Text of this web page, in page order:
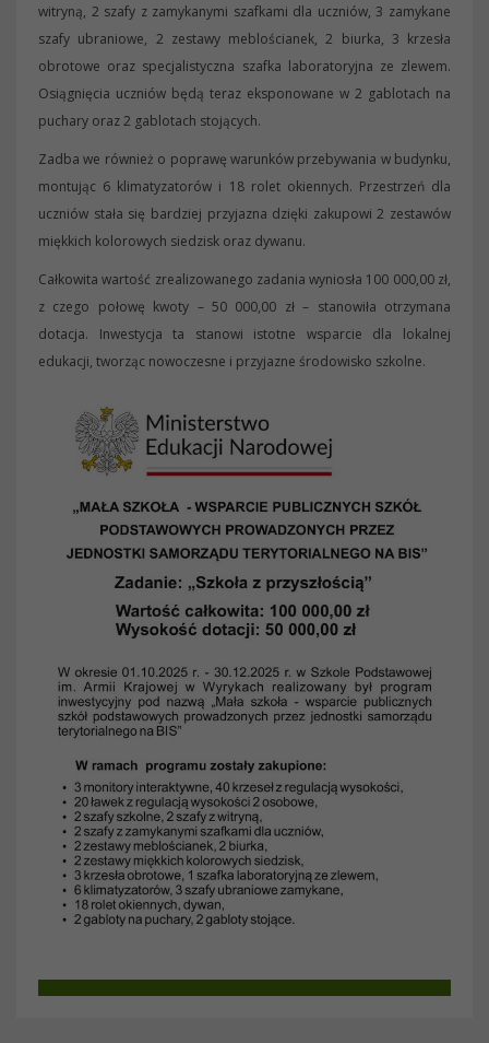
witryną, 2 szafy z zamykanymi szafkami dla uczniów, 3 zamykane
szafy ubraniowe, 2 zestawy meblościanek, 2 biurka, 3 krzesła
obrotowe oraz specjalistyczna szafka laboratoryjna ze zlewem.
Osiągnięcia uczniów będą teraz eksponowane w 2 gablotach na
puchary oraz 2 gablotach stojących.
Zadba we również o poprawę warunków przebywania w budynku,
montując 6 klimatyzatorów i 18 rolet okiennych. Przestrzeń dla
uczniów stała się bardziej przyjazna dzięki zakupowi 2 zestawów
miękkich kolorowych siedzisk oraz dywanu.
Całkowita wartość zrealizowanego zadania wyniosła 100 000,00 zł,
z czego połowę kwoty – 50 000,00 zł – stanowiła otrzymana
dotacja. Inwestycja ta stanowi istotne wsparcie dla lokalnej
edukacji, tworząc nowoczesne i przyjazne środowisko szkolne.